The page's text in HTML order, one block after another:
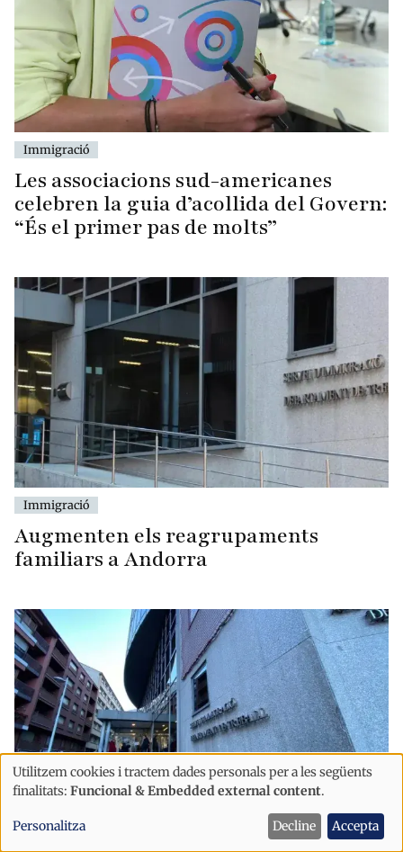
Immigració
Les associacions sud-americanes
celebren la guia d’acollida del Govern:
“És el primer pas de molts”
Immigració
Augmenten els reagrupaments
familiars a Andorra
Ús
de
dades
Utilitzem cookies i tractem dades personals per a les següents
finalitats: Funcional & Embedded external content.
Personalitza Decline Accepta